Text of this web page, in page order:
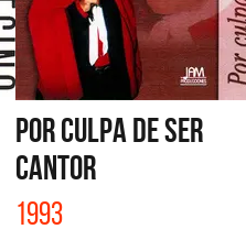
POR CULPA DE SER
CANTOR
1993